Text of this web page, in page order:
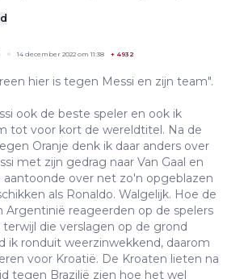
14 december 2022 om 11:38 + 4932
hier is tegen Messi en zijn team".
ook de beste speler en ook ik
tot voor kort de wereldtitel. Na de
Oranje denk ik daar anders over
met zijn gedrag naar Van Gaal en
aantoonde over net zo'n opgeblazen
als Ronaldo. Walgelijk. Hoe de
Argentinië reageerden op de spelers
terwijl die verslagen op de grond
ik ronduit weerzinwekkend, daarom
voor Kroatië. De Kroaten lieten na
tegen Brazilië zien hoe het wel